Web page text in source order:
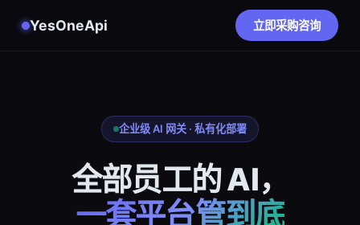
YesOneApi 立即采购咨询
企业级 AI 网关 · 私有化部署
全部员工的 AI，
一套平台管到底